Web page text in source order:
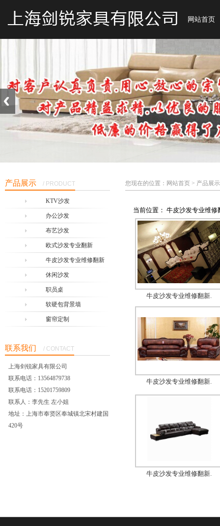
网站首页
产品展示 / PRODUCT
KTV沙发
办公沙发
布艺沙发
欧式沙发专业翻新
牛皮沙发专业维修翻新
休闲沙发
职员桌
软硬包背景墙
窗帘定制
联系我们 / CONTACT
上海剑锐家具有限公司
联系电话：13564879738
联系电话：15201759809
联系人：李先生 左小姐
地址：上海市奉贤区奉城镇北宋村建国
420号
您现在的位置：网站首页 > 产品展示
当前位置： 牛皮沙发专业维修
牛皮沙发专业维修翻新.
牛皮沙发专业维修翻新.
牛皮沙发专业维修翻新.